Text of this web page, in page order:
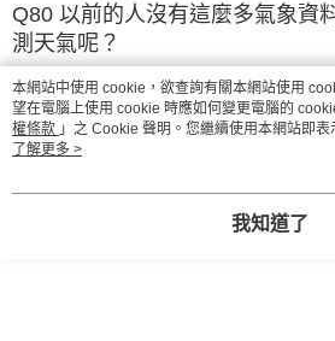
Q80 以前的人沒有這麼多氣象資
測天氣呢？
Q81 我是不是也能進行簡單的觀
呢？
Q82 春天時常出現沙塵暴，這些
本網站中使用 cookie，欲查詢有關本網站使用
望在電腦上使用 cookie 時應如何變更電腦的
權條款 」之 Cookie 聲明。您繼續使用本網站即
用條款之 Cookie 聲明使用 cookie。
了解更多 >
我知道了